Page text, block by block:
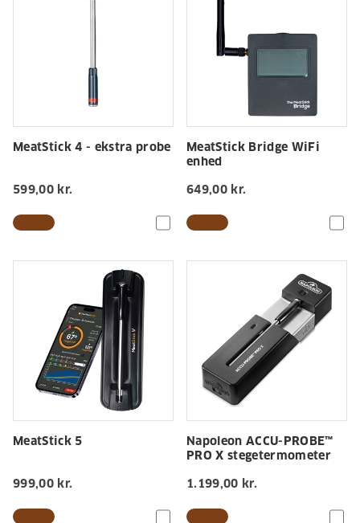
MeatStick 4 - ekstra probe
599,00 kr.
MeatStick Bridge WiFi
enhed
649,00 kr.
MeatStick 5
999,00 kr.
Napoleon ACCU-PROBE™
PRO X stegetermometer
1.199,00 kr.